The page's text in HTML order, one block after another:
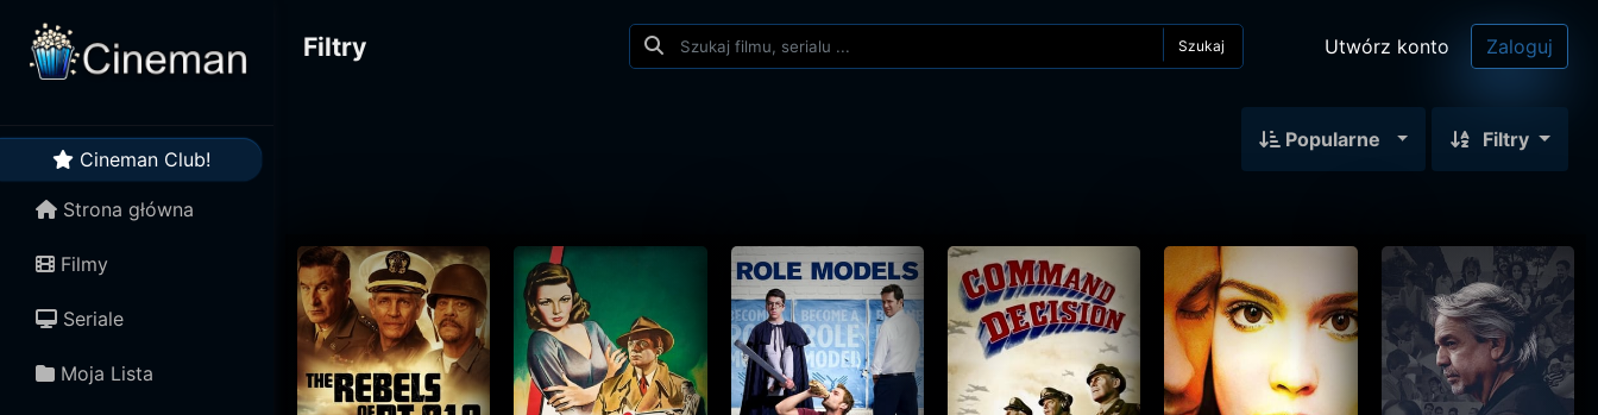
Cineman Club!
Strona główna
Filmy
Seriale
Moja Lista
Filtry Szukaj Utwórz konto Zaloguj
Filtry
Popularne